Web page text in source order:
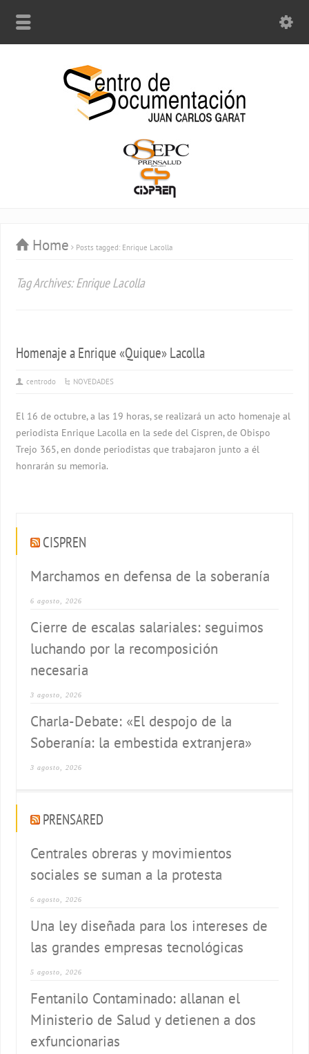
Home Posts tagged: Enrique Lacolla
Tag Archives: Enrique Lacolla
Homenaje a Enrique «Quique» Lacolla
centrodo NOVEDADES
El 16 de octubre, a las 19 horas, se realizará un acto homenaje al
periodista Enrique Lacolla en la sede del Cispren, de Obispo
Trejo 365, en donde periodistas que trabajaron junto a él
honrarán su memoria.
CISPREN
Marchamos en defensa de la soberanía
6 agosto, 2026
Cierre de escalas salariales: seguimos
luchando por la recomposición
necesaria
3 agosto, 2026
Charla-Debate: «El despojo de la
Soberanía: la embestida extranjera»
3 agosto, 2026
PRENSARED
Centrales obreras y movimientos
sociales se suman a la protesta
6 agosto, 2026
Una ley diseñada para los intereses de
las grandes empresas tecnológicas
5 agosto, 2026
Fentanilo Contaminado: allanan el
Ministerio de Salud y detienen a dos
exfuncionarias